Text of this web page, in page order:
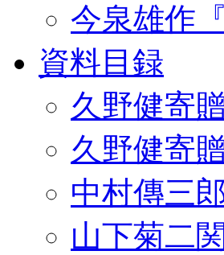
今泉雄作
資料目録
久野健寄
久野健寄
中村傳三
山下菊二